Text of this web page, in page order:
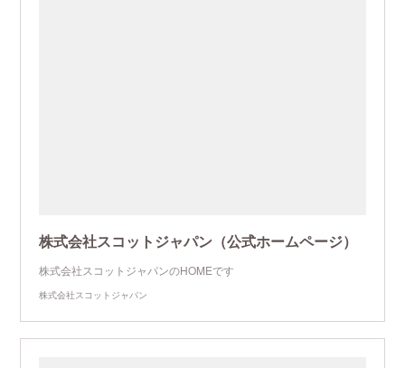
株式会社スコットジャパン（公式ホームページ）
株式会社スコットジャパンのHOMEです
株式会社スコットジャパン